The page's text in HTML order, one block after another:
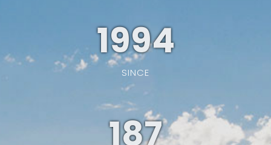
1994
SINCE
187